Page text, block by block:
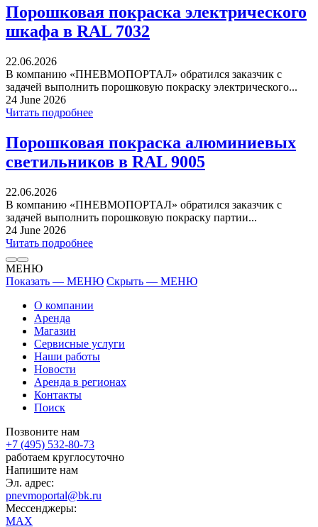
Порошковая покраска электрического
шкафа в RAL 7032
22.06.2026
В компанию «ПНЕВМОПОРТАЛ» обратился заказчик с
задачей выполнить порошковую покраску электрического...
24 June 2026
Читать подробнее
Порошковая покраска алюминиевых
светильников в RAL 9005
22.06.2026
В компанию «ПНЕВМОПОРТАЛ» обратился заказчик с
задачей выполнить порошковую покраску партии...
24 June 2026
Читать подробнее
МЕНЮ
Показать — МЕНЮ Скрыть — МЕНЮ
О компании
Аренда
Магазин
Сервисные услуги
Наши работы
Новости
Аренда в регионах
Контакты
Поиск
Позвоните нам
+7 (495) 532-80-73
работаем круглосуточно
Напишите нам
Эл. адрес:
pnevmoportal@bk.ru
Мессенджеры:
MAX